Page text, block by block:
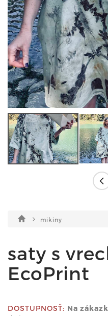
mikiny
saty s
EcoPrint
DOSTUPNOSŤ: Na